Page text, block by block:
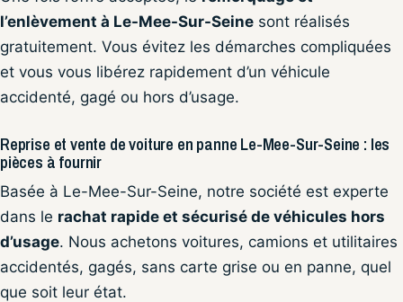
l’enlèvement à Le-Mee-Sur-Seine sont réalisés
gratuitement. Vous évitez les démarches compliquées
et vous vous libérez rapidement d’un véhicule
accidenté, gagé ou hors d’usage.
Reprise et vente de voiture en panne Le-Mee-Sur-Seine : les
pièces à fournir
Basée à Le-Mee-Sur-Seine, notre société est experte
dans le rachat rapide et sécurisé de véhicules hors
d’usage. Nous achetons voitures, camions et utilitaires
accidentés, gagés, sans carte grise ou en panne, quel
que soit leur état.